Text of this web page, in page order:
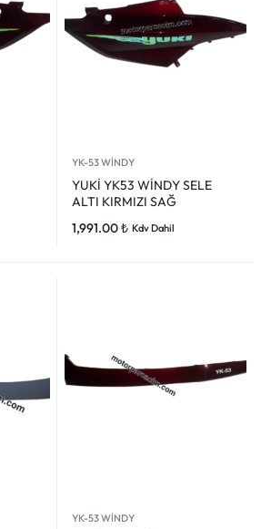
YK-53 WİNDY
YUKİ YK53 WİNDY SELE
ALTI KIRMIZI SAĞ
1,991.00₺ Kdv Dahil
YK-53 WİNDY